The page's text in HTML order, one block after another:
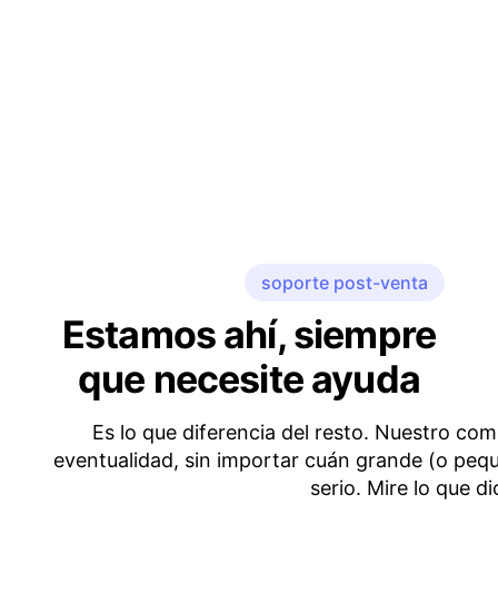
soporte post-venta
Estamos ahí, siempre
que necesite ayuda
Es lo que diferencia del resto. Nuestro
eventualidad, sin importar cuán grande (o
serio. Mire lo que